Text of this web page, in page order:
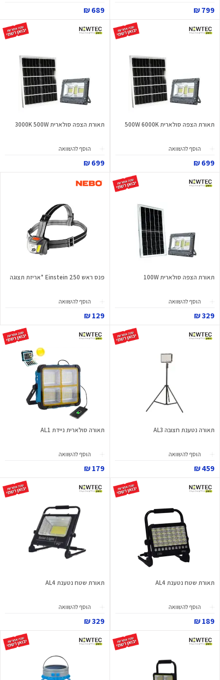
799 ₪
689 ₪
תאורת הצפה סולארית 500W 6000K
הוסף להשוואה
699 ₪
תאורת הצפה סולארית 3000K 500W
הוסף להשוואה
699 ₪
תאורת הצפה סולארית 100W
הוסף להשוואה
329 ₪
פנס ראש Einstein 250 *אריזת תצוגה
הוסף להשוואה
129 ₪
תאורה נטענת חצובה AL3
הוסף להשוואה
459 ₪
תאורה סולארית ניידת AL1
הוסף להשוואה
179 ₪
תאורת שטח נטענת AL4
הוסף להשוואה
189 ₪
תאורת שטח נטענת AL4
הוסף להשוואה
329 ₪